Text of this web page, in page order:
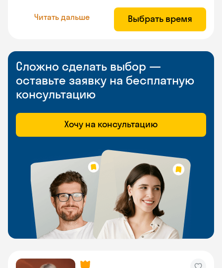
Читать дальше Выбрать время
Сложно сделать выбор —
оставьте заявку на бесплатную
консультацию
Хочу на консультацию